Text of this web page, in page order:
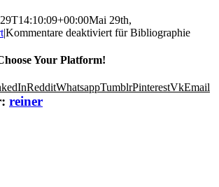
Mai 29th,
|Kommentare deaktiviert für Bibliographie
Your Platform!
RedditWhatsappTumblrPinterestVkEmail
reiner